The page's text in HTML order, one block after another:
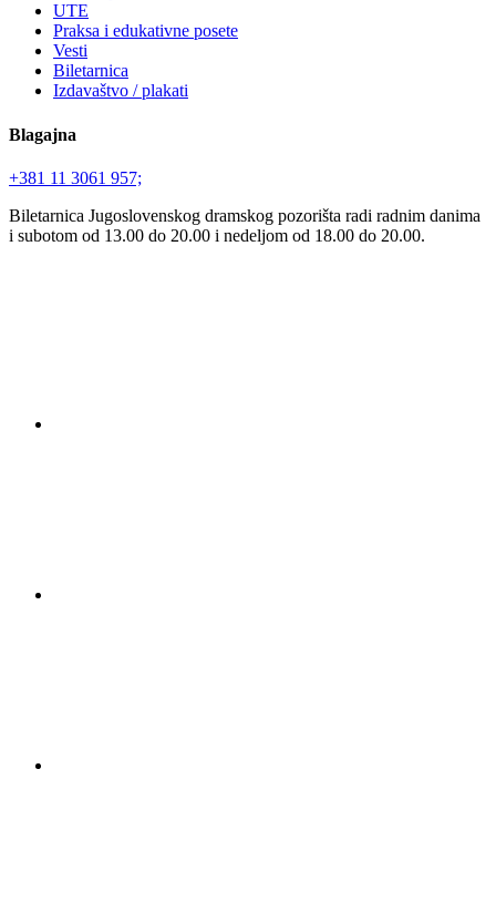
UTE
Praksa i edukativne posete
Vesti
Biletarnica
Izdavaštvo / plakati
Blagajna
+381 11 3061 957;
Biletarnica Jugoslovenskog dramskog pozorišta radi radnim danima
i subotom od 13.00 do 20.00 i nedeljom od 18.00 do 20.00.